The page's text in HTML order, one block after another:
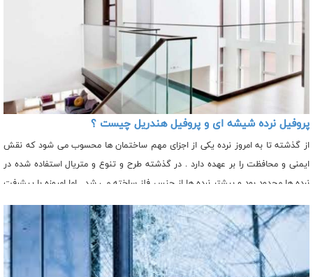
پروفیل نرده شیشه ای و پروفیل هندریل چیست ؟
از گذشته تا به امروز نرده یکی از اجزای مهم ساختمان ها محسوب می شود که نقش
ایمنی و محافظت را بر عهده دارد . در گذشته طرح و تنوع و متریال استفاده شده در
نرده ها محدود بود و بیشتر نرده ها از جنس فلز ساخته می شد . اما امروزه با پیشرفت
در این زمینه نرده در جنس و طرح های مختلف در بازار عرضه و قابل سفارش می باشد
. به طور کلی ما چندین نوع نرده اعم از نرده چوبی، نرده فلزی و نرده شیشه ای داریم
که هر فرد بنا به سلیقه و نوع ساختمان خود یکی از آنها را انتخاب می کند .